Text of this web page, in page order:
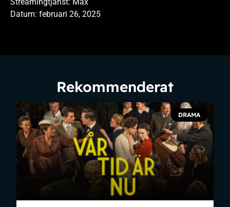
Streamingtjänst: Max
Datum: februari 26, 2025
Rekommenderat
DRAMA